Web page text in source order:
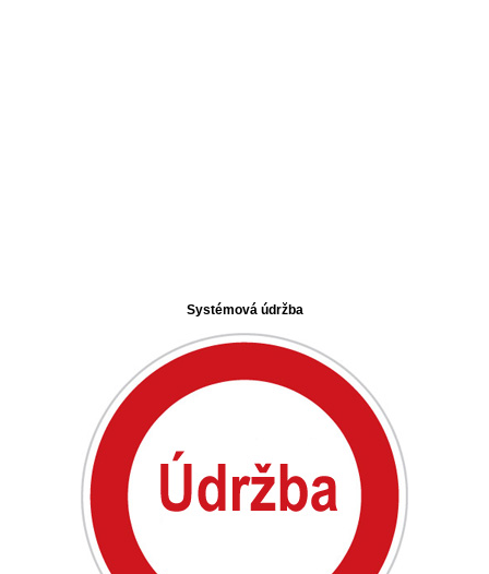
Systémová údržba